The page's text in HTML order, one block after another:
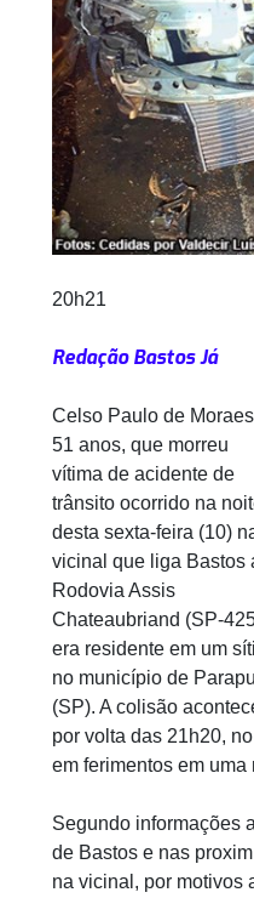
20h21
Redação Bastos Já
Celso Paulo de
51 anos, que morreu
vítima de acidente de
trânsito ocorrido na
desta sexta-feira (10)
vicinal que liga Bastos
Rodovia Assis
Chateaubriand (SP-
era residente em um
no município de
(SP). A colisão
por volta das 21h20,
em ferimentos em uma
Segundo informações
de Bastos e nas
na vicinal, por motivos